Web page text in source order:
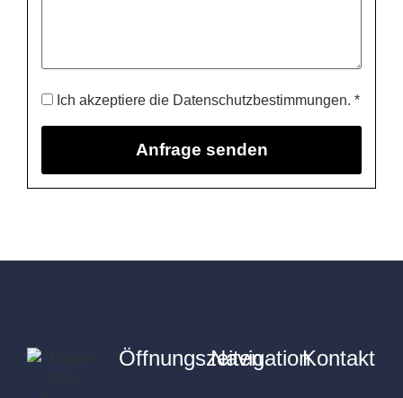
Ich akzeptiere die Datenschutzbestimmungen. *
Öffnungszeiten
NavigationKontakt